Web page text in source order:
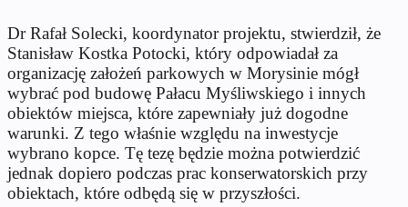
Dr Rafał Solecki, koordynator projektu, stwierdził, że
Stanisław Kostka Potocki, który odpowiadał za
organizację założeń parkowych w Morysinie mógł
wybrać pod budowę Pałacu Myśliwskiego i innych
obiektów miejsca, które zapewniały już dogodne
warunki. Z tego właśnie względu na inwestycje
wybrano kopce. Tę tezę będzie można potwierdzić
jednak dopiero podczas prac konserwatorskich przy
obiektach, które odbędą się w przyszłości.